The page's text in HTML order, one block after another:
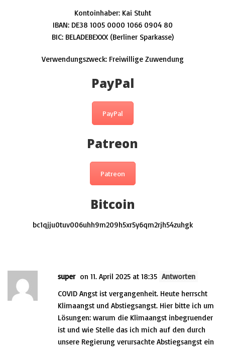
Kontoinhaber: Kai Stuht
IBAN: DE38 1005 0000 1066 0904 80
BIC: BELADEBEXXX (Berliner Sparkasse)
Verwendungszweck: Freiwillige Zuwendung
PayPal
PayPal
Patreon
Patreon
Bitcoin
bc1qjju0tuv006uhh9m209h5xr5y6qm2rjh54zuhgk
super on 11. April 2025 at 18:35 Antworten
COVID Angst ist vergangenheit. Heute herrscht
Klimaangst und Abstiegsangst. Hier bitte ich um
Lösungen: warum die Klimaangst inbegruender
ist und wie Stelle das ich mich auf den durch
unsere Regierung verursachte Abstiegsangst ein